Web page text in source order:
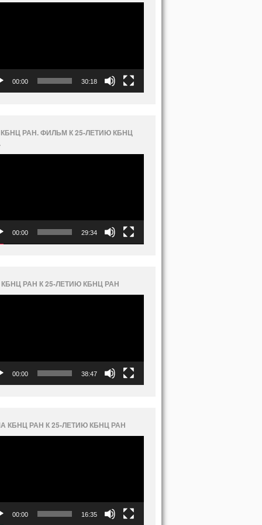
00:00 30:18
РАН. ФИЛЬМ К 25-ЛЕТИЮ КБНЦ
00:00 29:34
РАН К 25-ЛЕТИЮ КБНЦ РАН
00:00 38:47
КБНЦ РАН К 25-ЛЕТИЮ КБНЦ РАН
00:00 16:35